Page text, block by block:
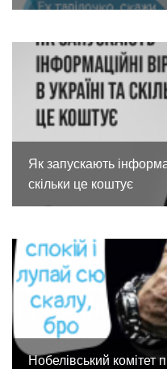
Як запускають
скільки це коштує
Нобелівський комітет